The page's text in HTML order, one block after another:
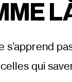
s’apprend
qui